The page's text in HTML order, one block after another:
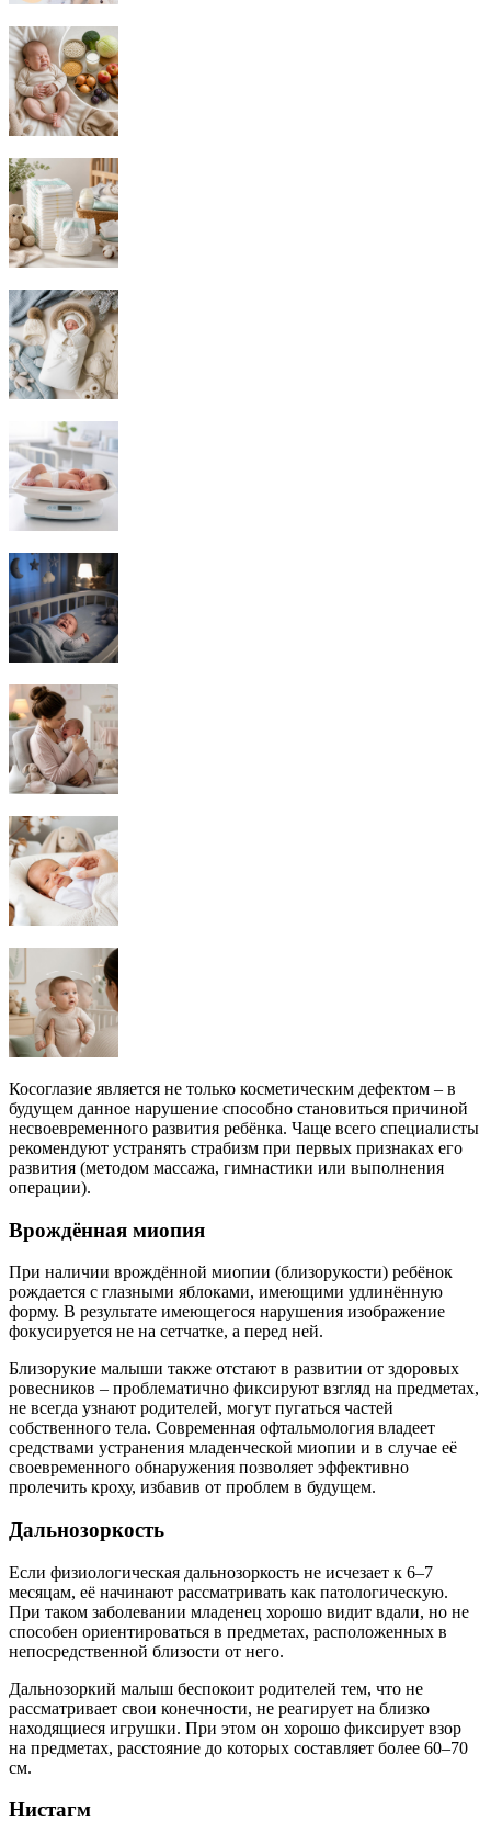
Косоглазие является не только косметическим дефектом – в
будущем данное нарушение способно становиться причиной
несвоевременного развития ребёнка. Чаще всего специалисты
рекомендуют устранять страбизм при первых признаках его
развития (методом массажа, гимнастики или выполнения
операции).
Врождённая миопия
При наличии врождённой миопии (близорукости) ребёнок
рождается с глазными яблоками, имеющими удлинённую
форму. В результате имеющегося нарушения изображение
фокусируется не на сетчатке, а перед ней.
Близорукие малыши также отстают в развитии от здоровых
ровесников – проблематично фиксируют взгляд на предметах,
не всегда узнают родителей, могут пугаться частей
собственного тела. Современная офтальмология владеет
средствами устранения младенческой миопии и в случае её
своевременного обнаружения позволяет эффективно
пролечить кроху, избавив от проблем в будущем.
Дальнозоркость
Если физиологическая дальнозоркость не исчезает к 6–7
месяцам, её начинают рассматривать как патологическую.
При таком заболевании младенец хорошо видит вдали, но не
способен ориентироваться в предметах, расположенных в
непосредственной близости от него.
Дальнозоркий малыш беспокоит родителей тем, что не
рассматривает свои конечности, не реагирует на близко
находящиеся игрушки. При этом он хорошо фиксирует взор
на предметах, расстояние до которых составляет более 60–70
см.
Нистагм